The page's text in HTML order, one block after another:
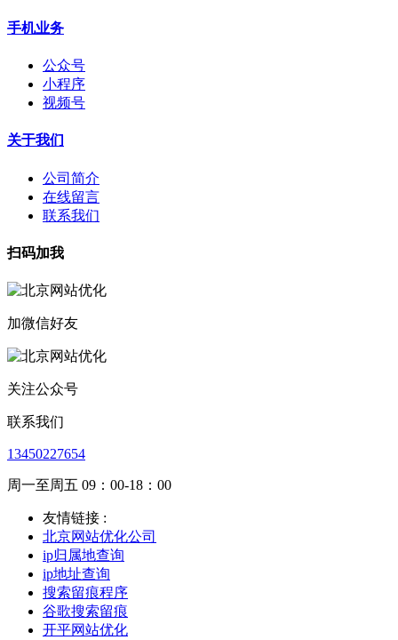
手机业务
公众号
小程序
视频号
关于我们
公司简介
在线留言
联系我们
扫码加我
加微信好友
关注公众号
联系我们
13450227654
周一至周五 09：00-18：00
友情链接 :
北京网站优化公司
ip归属地查询
ip地址查询
搜索留痕程序
谷歌搜索留痕
开平网站优化